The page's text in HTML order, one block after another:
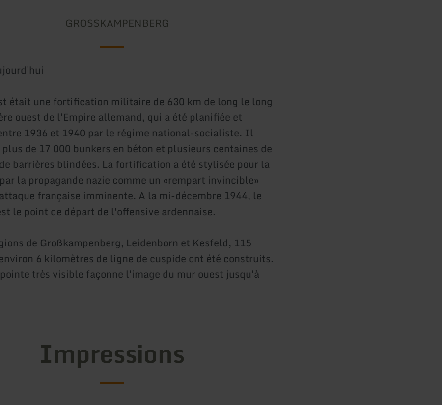
GROSSKAMPENBERG
était une fortification militaire de 630 km de long le long
ouest de l'Empire allemand, qui a été planifiée et
1936 et 1940 par le régime national-socialiste. Il
de 17 000 bunkers en béton et plusieurs centaines de
barrières blindées. La fortification a été stylisée pour la
la propagande nazie comme un «rempart invincible»
française imminente. A la mi-décembre 1944, le
le point de départ de l'offensive ardennaise.
de Großkampenberg, Leidenborn et Kesfeld, 115
6 kilomètres de ligne de cuspide ont été construits.
très visible façonne l'image du mur ouest jusqu'à
Impressions